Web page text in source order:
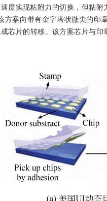
度实现粘附力的切换，但粘
方案向带有金字塔状微尖的
芯片的转移。该方案芯片与